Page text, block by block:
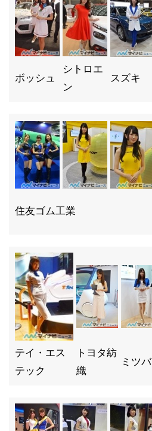
ボッシュ
シトロエ
ン
スズキ
住友ゴム工業
テイ・エス
テック
トヨタ紡
織
ミツバ